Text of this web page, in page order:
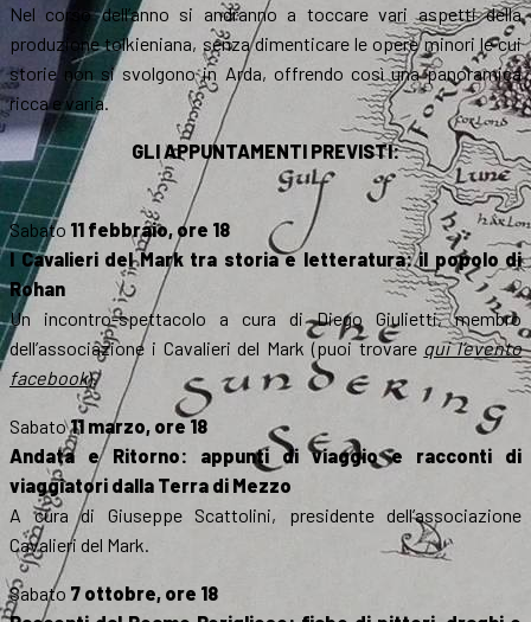
Nel corso dell’anno si andranno a toccare vari aspetti della
produzione tolkieniana, senza dimenticare le opere minori le cui
storie non si svolgono in Arda, offrendo così una panoramica
ricca e varia.
GLI APPUNTAMENTI PREVISTI:
Sabato 11 febbraio, ore 18
I Cavalieri del Mark tra storia e letteratura: il popolo di
Rohan
Un incontro-spettacolo a cura di Diego Giulietti, membro
dell’associazione i Cavalieri del Mark (puoi trovare qui l’evento
facebook).
Sabato11 marzo, ore 18
Andata e Ritorno: appunti di viaggio e racconti di
viaggiatori dalla Terra di Mezzo
A cura di Giuseppe Scattolini, presidente dell’associazione
Cavalieri del Mark.
Sabato 7 ottobre, ore 18